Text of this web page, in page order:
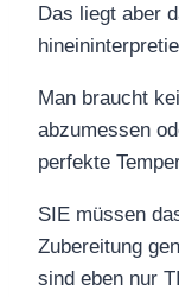
Das liegt aber
Man braucht
abzumessen
perfekte
SIE müssen
Zubereitung
sind eben nur